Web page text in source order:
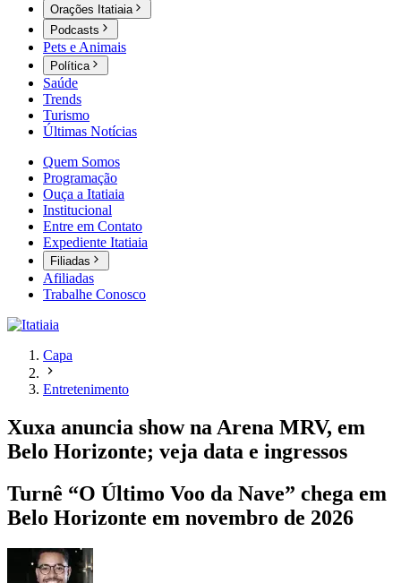
Orações Itatiaia
Podcasts
Pets e Animais
Política
Saúde
Trends
Turismo
Últimas Notícias
Quem Somos
Programação
Ouça a Itatiaia
Institucional
Entre em Contato
Expediente Itatiaia
Filiadas
Afiliadas
Trabalhe Conosco
Capa
Entretenimento
Xuxa anuncia show na Arena MRV, em
Belo Horizonte; veja data e ingressos
Turnê “O Último Voo da Nave” chega em
Belo Horizonte em novembro de 2026